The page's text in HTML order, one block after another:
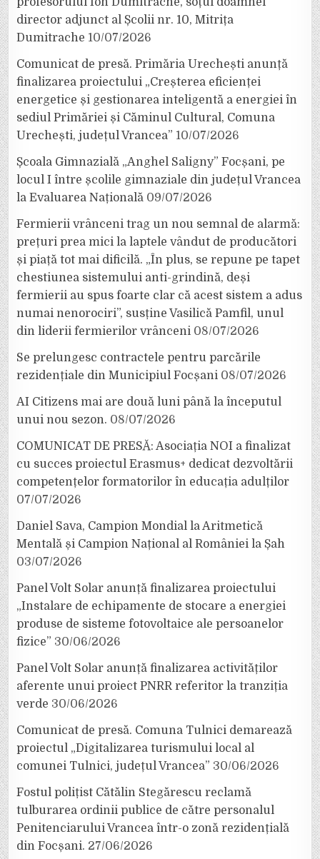
director adjunct al Școlii nr. 10, Mitrița
Dumitrache 10/07/2026
Comunicat de presă. Primăria Urechești anunță
finalizarea proiectului „Creșterea eficienței
energetice și gestionarea inteligentă a energiei în
sediul Primăriei și Căminul Cultural, Comuna
Urechești, județul Vrancea” 10/07/2026
Școala Gimnazială „Anghel Saligny” Focșani, pe
locul I între școlile gimnaziale din județul Vrancea
la Evaluarea Națională 09/07/2026
Fermierii vrânceni trag un nou semnal de alarmă:
prețuri prea mici la laptele vândut de producători
și piață tot mai dificilă. „În plus, se repune pe tapet
chestiunea sistemului anti-grindină, deși
fermierii au spus foarte clar că acest sistem a adus
numai nenorociri”, susține Vasilică Pamfil, unul
din liderii fermierilor vrânceni 08/07/2026
Se prelungesc contractele pentru parcările
rezidențiale din Municipiul Focșani 08/07/2026
AI Citizens mai are două luni până la începutul
unui nou sezon. 08/07/2026
COMUNICAT DE PRESĂ: Asociația NOI a finalizat
cu succes proiectul Erasmus+ dedicat dezvoltării
competențelor formatorilor în educația adulților
07/07/2026
Daniel Sava, Campion Mondial la Aritmetică
Mentală și Campion Național al României la Șah
03/07/2026
Panel Volt Solar anunță finalizarea proiectului
„Instalare de echipamente de stocare a energiei
produse de sisteme fotovoltaice ale persoanelor
fizice” 30/06/2026
Panel Volt Solar anunță finalizarea activităților
aferente unui proiect PNRR referitor la tranziția
verde 30/06/2026
Comunicat de presă. Comuna Tulnici demarează
proiectul „Digitalizarea turismului local al
comunei Tulnici, județul Vrancea” 30/06/2026
Fostul polițist Cătălin Stegărescu reclamă
tulburarea ordinii publice de către personalul
Penitenciarului Vrancea într-o zonă rezidențială
din Focșani. 27/06/2026